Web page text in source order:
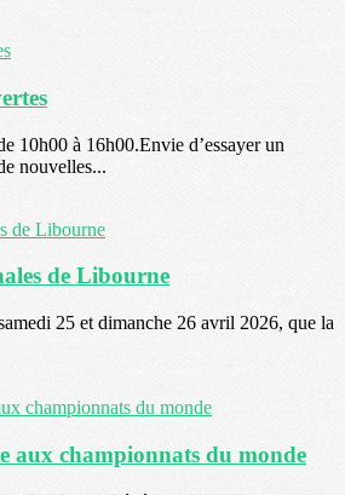
10h00 à 16h00.Envie d’essayer un
nouvelles...
de Libourne
25 et dimanche 26 avril 2026, que la
aux championnats du monde